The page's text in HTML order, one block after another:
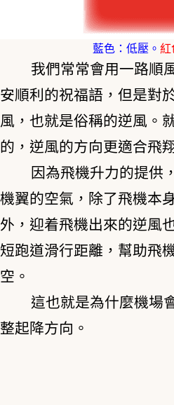
藍色：低壓。 紅
我們常常會用一路順
安順利的祝福語，但是對
風，也就是俗稱的逆風。
的，逆風的方向更適合飛
因為飛機升力的提供
機翼的空氣，除了飛機本
外，迎着飛機出來的逆風
短跑道滑行距離，幫助飛
空。
這也就是為什麼機場
整起降方向。